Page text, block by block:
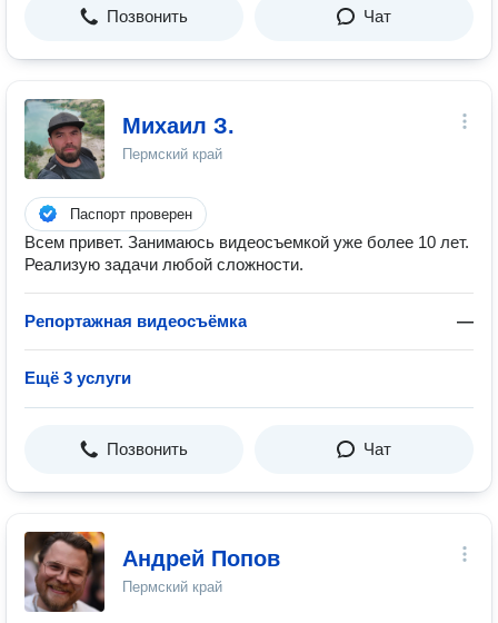
Позвонить Чат
Михаил З.
Пермский край
Паспорт проверен
Всем привет. Занимаюсь видеосъемкой уже более 10 лет.
Реализую задачи любой сложности.
Репортажная видеосъёмка —
Ещё 3 услуги
Позвонить Чат
Андрей Попов
Пермский край